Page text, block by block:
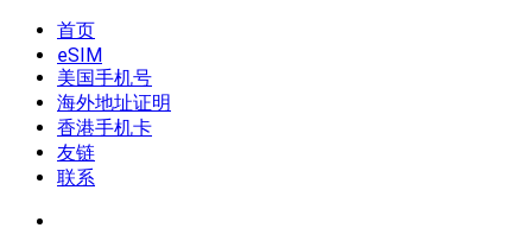
Skip
content
我是王掌柜
新闻酸菜馆|极客电台|自媒体联盟
首页
eSIM
美国手机号
海外地址证明
香港手机卡
友链
联系